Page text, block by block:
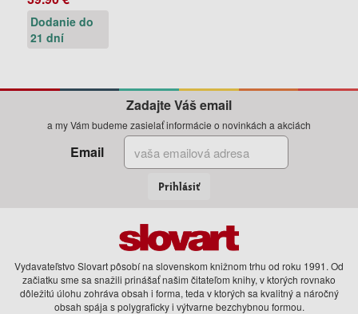
Dodanie do
21 dní
Zadajte Váš email
a my Vám budeme zasielať informácie o novinkách a akciách
Email
Prihlásiť
Vydavateľstvo Slovart pôsobí na slovenskom knižnom trhu od roku 1991. Od
začiatku sme sa snažili prinášať našim čitateľom knihy, v ktorých rovnako
dôležitú úlohu zohráva obsah i forma, teda v ktorých sa kvalitný a náročný
obsah spája s polygraficky i výtvarne bezchybnou formou.